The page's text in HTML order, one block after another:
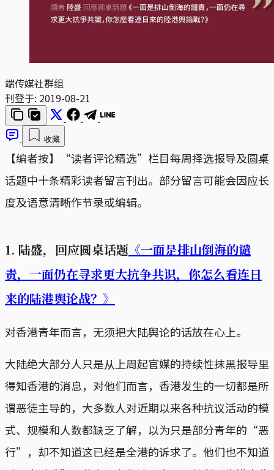
端传媒社群组
刊登于: 2019-08-21
收藏
【编者按】“读者评论精选”栏目每周择选报导及圆桌
话题中十条精彩读者留言刊出。部分留言可能会因应长
度及语意清晰作节录或编辑。
1. 陆盛，回应圆桌话题 《一面是排山倒海的谴
责，一面仍在寻求更大抗争共识，你怎么看连日
来的陆港舆论战？》
对香港青年而言，无须把大陆舆论的话放在心上。
大陆绝大部分人只是从上周起官媒的持续性抹黑报导里
得知香港的消息，对他们而言，香港发生的一切都是所
谓恶徒主导的，大多数人对近期以来各种抗议活动的模
式、规模和人数都缺乏了解，以为只是部分青年的“恶
行”，却不知道这已经是全港的诉求了。他们也不知道